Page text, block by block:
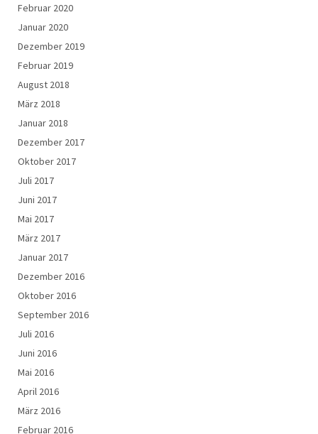
Februar 2020
Januar 2020
Dezember 2019
Februar 2019
August 2018
März 2018
Januar 2018
Dezember 2017
Oktober 2017
Juli 2017
Juni 2017
Mai 2017
März 2017
Januar 2017
Dezember 2016
Oktober 2016
September 2016
Juli 2016
Juni 2016
Mai 2016
April 2016
März 2016
Februar 2016